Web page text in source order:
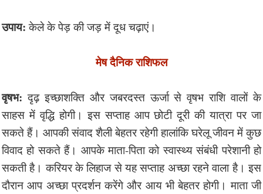
उपाय: केले के पेड़ की जड़ में दूध चढ़ाएं।
मेष दैनिक राशिफल
वृषभ: दृढ़ इच्छाशक्ति और जबरदस्त ऊर्जा से वृषभ राशि वालों के
साहस में वृद्धि होगी। इस सप्ताह आप छोटी दूरी की यात्रा पर जा
सकते हैं। आपकी संवाद शैली बेहतर रहेगी हालांकि घरेलू जीवन में कुछ
विवाद हो सकते हैं। आपके माता-पिता को स्वास्थ्य संबंधी परेशानी हो
सकती है। करियर के लिहाज से यह सप्ताह अच्छा रहने वाला है। इस
दौरान आप अच्छा प्रदर्शन करेंगे और आय भी बेहतर होगी। माता जी